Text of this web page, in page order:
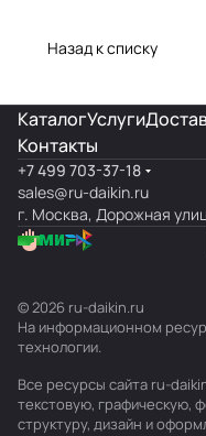
Назад к списку
КаталогУслуги
Контакты
+7 499 703-37-18
sales@ru-daikin.ru
г. Москва, Дорожная
© 2026 ru-daikin.ru
На информационном
технологии.
Все ресурсы сайта ru-
текстовую, графическую,
структуру, дизайн и